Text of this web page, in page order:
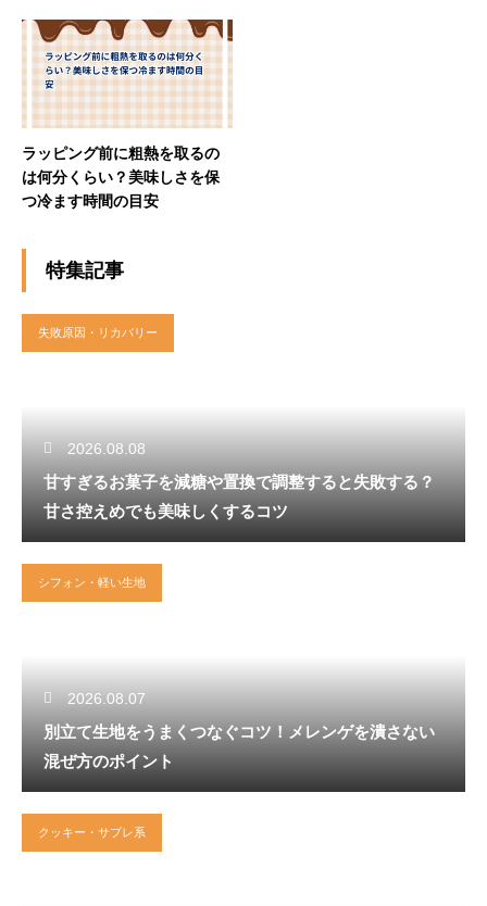
ラッピング前に粗熱を取るの
は何分くらい？美味しさを保
つ冷ます時間の目安
特集記事
失敗原因・リカバリー
2026.08.08
甘すぎるお菓子を減糖や置換で調整すると失敗する？
甘さ控えめでも美味しくするコツ
シフォン・軽い生地
2026.08.07
別立て生地をうまくつなぐコツ！メレンゲを潰さない
混ぜ方のポイント
クッキー・サブレ系